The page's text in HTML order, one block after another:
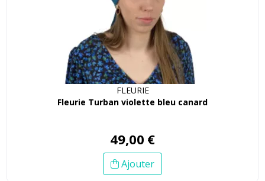
FLEURIE
Fleurie Turban violette bleu canard
49,00 €
Ajouter